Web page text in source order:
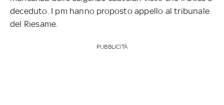
deceduto. I pm hanno proposto appello al tribunale
del Riesame.
PUBBLICITÀ